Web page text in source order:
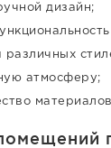
дизайн;
различных
атмосферу;